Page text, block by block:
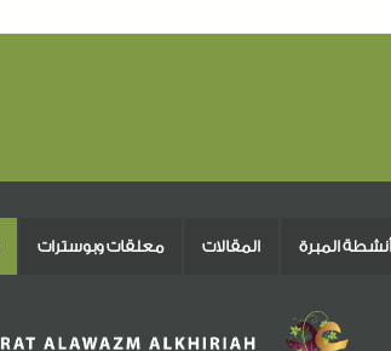
أنشطة المبرة المقالات معلقات وبوسترات